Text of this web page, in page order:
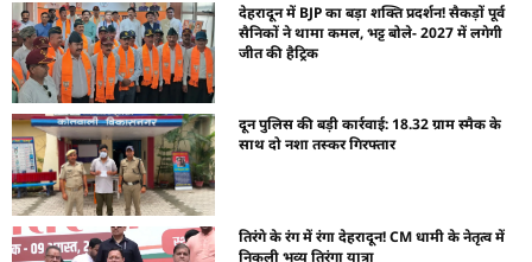
देहरादून में BJP का बड़ा शक्ति प्रदर्शन! सैकड़ों पूर्व
सैनिकों ने थामा कमल, भट्ट बोले- 2027 में लगेगी
जीत की हैट्रिक
दून पुलिस की बड़ी कार्रवाई: 18.32 ग्राम स्मैक के
साथ दो नशा तस्कर गिरफ्तार
तिरंगे के रंग में रंगा देहरादून! CM धामी के नेतृत्व में
निकली भव्य तिरंगा यात्रा